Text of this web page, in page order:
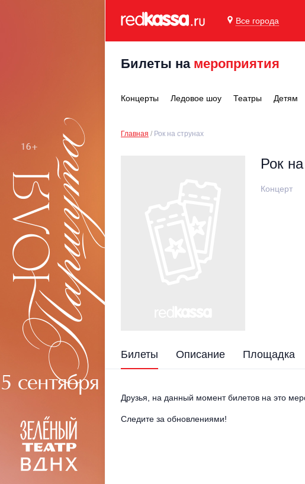
Все города
Билеты на мероприятия
Концерты Ледовое шоу Театры Детям
Главная Рок на струнах
Рок
Концерт
Билеты Описание Площадка
Друзья, на данный момент билетов на это
Следите за обновлениями!